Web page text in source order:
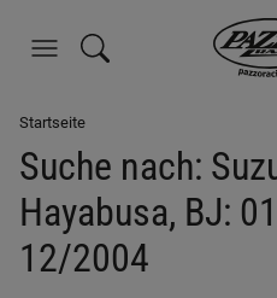
Startseite
Suche nach:
Hayabusa, BJ:
12/2004